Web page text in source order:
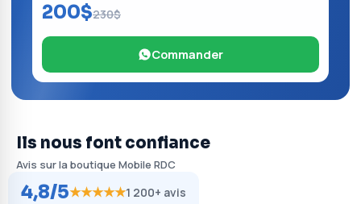
200$230$
Commander
Ils nous font confiance
Avis sur la boutique Mobile RDC
4,8/5★★★★★1 200+ avis